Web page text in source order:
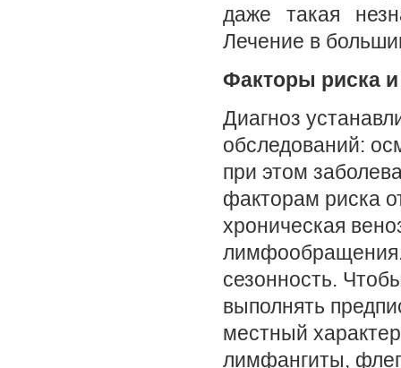
даже такая
Лечение в
Факторы риска и
Диагноз
обследований:
при этом
факторам риска
хроническая
лимфообращения.
сезонность.
выполнять
местный
лимфангиты,